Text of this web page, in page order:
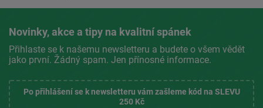
Novinky, akce a tipy na kvalitní spánek
Přihlaste se k našemu newsletteru a budete o všem vědět
jako první. Žádný spam. Jen přínosné informace.
Po přihlášení se k newsletteru vám zašleme kód na SLEVU
250 Kč